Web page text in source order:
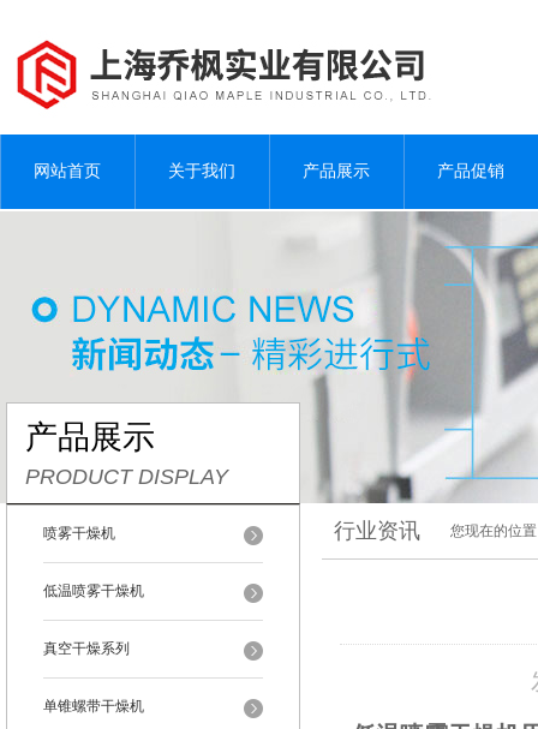
网站首页 关于我们 产品展示 产品促销
产品展示
PRODUCT DISPLAY
喷雾干燥机
低温喷雾干燥机
真空干燥系列
单锥螺带干燥机
行业资讯 您现在的位